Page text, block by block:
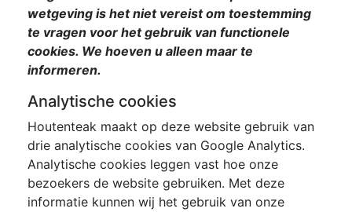
wetgeving is het niet vereist om toestemming
te vragen voor het gebruik van functionele
cookies. We hoeven u alleen maar te
informeren.
Analytische cookies
Houtenteak maakt op deze website gebruik van
drie analytische cookies van Google Analytics.
Analytische cookies leggen vast hoe onze
bezoekers de website gebruiken. Met deze
informatie kunnen wij het gebruik van onze